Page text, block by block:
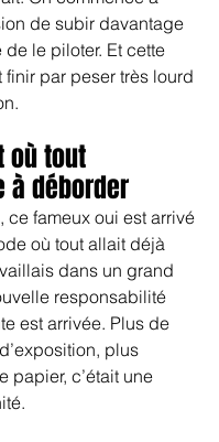
de subir davantage
le piloter. Et cette
finir par peser très lourd
où tout
à déborder
ce fameux oui est arrivé
où tout allait déjà
dans un grand
responsabilité
est arrivée. Plus de
plus
papier, c’était une